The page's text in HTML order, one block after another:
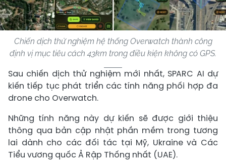
Chiến dịch thử nghiệm hệ thống Overwatch thành công
định vị mục tiêu cách 43km trong điều kiện không có GPS.
Sau chiến dịch thử nghiệm mới nhất, SPARC AI dự
kiến tiếp tục phát triển các tính năng phối hợp đa
drone cho Overwatch.
Những tính năng này dự kiến sẽ được giới thiệu
thông qua bản cập nhật phần mềm trong tương
lai dành cho các đối tác tại Mỹ, Ukraine và Các
Tiểu vương quốc Ả Rập Thống nhất (UAE).